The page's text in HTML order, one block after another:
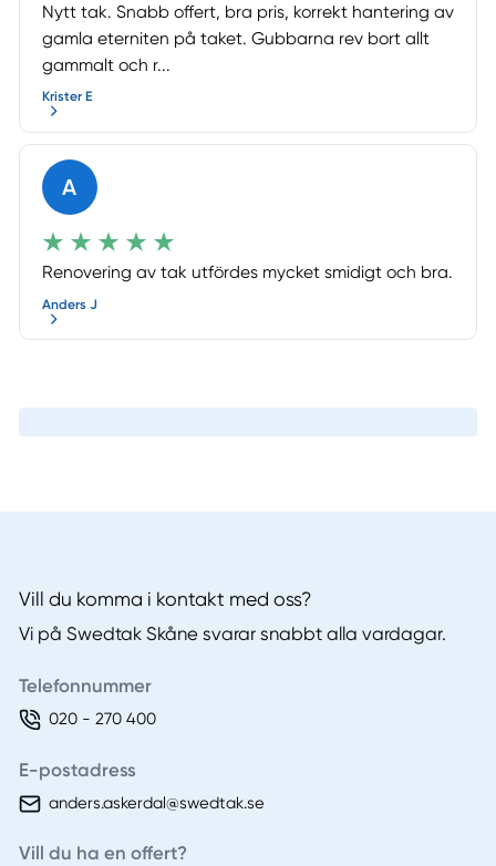
Nytt tak. Snabb offert, bra pris, korrekt hantering av
gamla eterniten på taket. Gubbarna rev bort allt
gammalt och r...
Krister E
A
Renovering av tak utfördes mycket smidigt och bra.
Anders J
Vill du komma i kontakt med oss?
Vi på Swedtak Skåne svarar snabbt alla vardagar.
Telefonnummer
020 - 270 400
E-postadress
anders.askerdal@swedtak.se
Vill du ha en offert?